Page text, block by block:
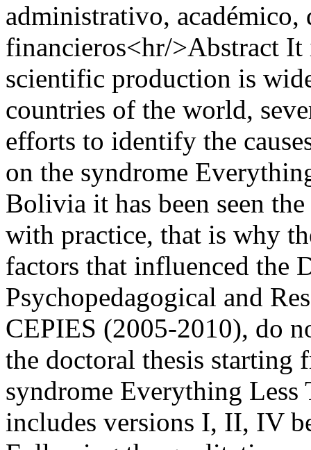
administrativo, académico,
financieros<hr/>Abstract It
scientific production is
countries of the world,
efforts to identify the
on the syndrome
Bolivia it has been seen
with practice, that is why
factors that influenced the
Psychopedagogical and
CEPIES (2005-2010), do
the doctoral thesis starting
syndrome Everything
includes versions I, II, IV